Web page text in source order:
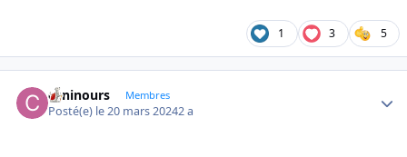
1 3 5
caninours Membres
Posté(e) le 20 mars 20242 a